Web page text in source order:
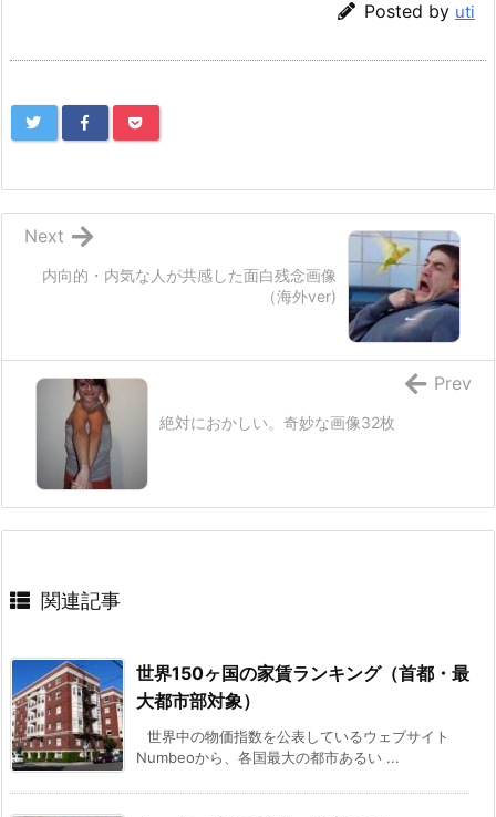
Posted by uti
内向的・内気な人が共感した面白残念画像
（海外ver)
Next
絶対におかしい。奇妙な画像32枚
Prev
関連記事
世界150ヶ国の家賃ランキング（首都・最
大都市部対象）
世界中の物価指数を公表しているウェブサイト
Numbeoから、各国最大の都市あるい ...